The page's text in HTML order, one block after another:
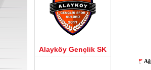
Alayköy Gençlik SK